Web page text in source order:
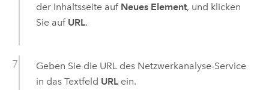
der Inhaltsseite auf Neues Element, und klicken
Sie auf URL.
Geben Sie die URL des Netzwerkanalyse-Service
in das Textfeld URLein.